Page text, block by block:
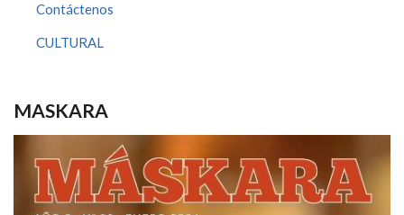
Contáctenos
CULTURAL
MASKARA